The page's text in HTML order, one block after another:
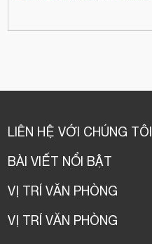
LIÊN HỆ VỚI CHÚNG TÔI
BÀI VIẾT NỔI BẬT
VỊ TRÍ VĂN PHÒNG
VỊ TRÍ VĂN PHÒNG